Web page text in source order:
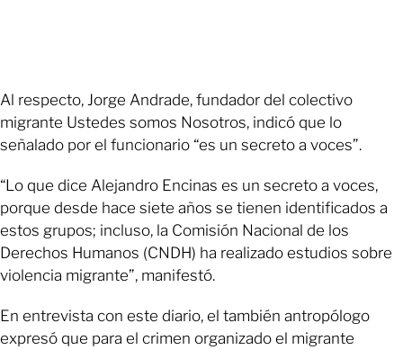
Al respecto, Jorge Andrade, fundador del colectivo
migrante Ustedes somos Nosotros, indicó que lo
señalado por el funcionario “es un secreto a voces”.
“Lo que dice Alejandro Encinas es un secreto a voces,
porque desde hace siete años se tienen identificados a
estos grupos; incluso, la Comisión Nacional de los
Derechos Humanos (CNDH) ha realizado estudios sobre
violencia migrante”, manifestó.
En entrevista con este diario, el también antropólogo
expresó que para el crimen organizado el migrante